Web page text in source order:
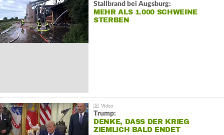
Stallbrand bei Augsburg:
MEHR ALS 1.000 SCHWEINE
STERBEN
Trump:
DENKE, DASS DER KRIEG
ZIEMLICH BALD ENDET